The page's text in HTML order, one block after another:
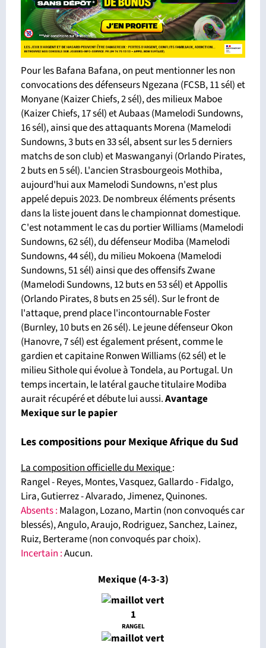
Pour les Bafana Bafana, on peut mentionner les non
convocations des défenseurs Ngezana (FCSB, 11 sél) et
Monyane (Kaizer Chiefs, 2 sél), des milieux Maboe
(Kaizer Chiefs, 17 sél) et Aubaas (Mamelodi Sundowns,
16 sél), ainsi que des attaquants Morena (Mamelodi
Sundowns, 3 buts en 33 sél, absent sur les 5 derniers
matchs de son club) et Maswanganyi (Orlando Pirates,
2 buts en 5 sél). L'ancien Strasbourgeois Mothiba,
aujourd'hui aux Mamelodi Sundowns, n'est plus
appelé depuis 2023. De nombreux éléments présents
dans la liste jouent dans le championnat domestique.
C'est notamment le cas du portier Williams (Mamelodi
Sundowns, 62 sél), du défenseur Modiba (Mamelodi
Sundowns, 44 sél), du milieu Mokoena (Mamelodi
Sundowns, 51 sél) ainsi que des offensifs Zwane
(Mamelodi Sundowns, 12 buts en 53 sél) et Appollis
(Orlando Pirates, 8 buts en 25 sél). Sur le front de
l'attaque, prend place l'incontournable Foster
(Burnley, 10 buts en 26 sél). Le jeune défenseur Okon
(Hanovre, 7 sél) est également présent, comme le
gardien et capitaine Ronwen Williams (62 sél) et le
milieu Sithole qui évolue à Tondela, au Portugal. Un
temps incertain, le latéral gauche titulaire Modiba
aurait récupéré et débute lui aussi.Avantage
Mexique sur le papier
Les compositions pour Mexique Afrique du Sud
La composition officielle du Mexique:
Rangel - Reyes, Montes, Vasquez, Gallardo - Fidalgo,
Lira, Gutierrez - Alvarado, Jimenez, Quinones.
Absents: Malagon, Lozano, Martin (non convoqués car
blessés), Angulo, Araujo, Rodriguez, Sanchez, Lainez,
Ruiz, Berterame (non convoqués par choix).
Incertain :Aucun.
Mexique (4-3-3)
1
RANGEL